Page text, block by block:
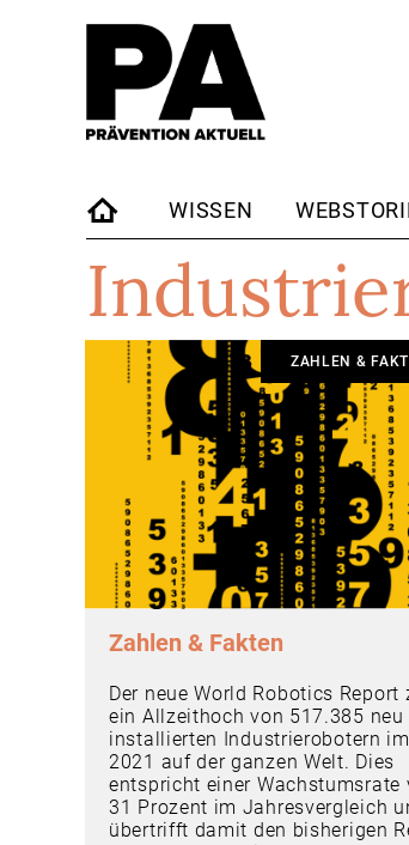
STARTSEITE
WISSEN
ZAHLEN &
Zahlen & Fakten
Der neue World Robotics Report
ein Allzeithoch von 517.385 neu
installierten Industrierobotern
2021 auf der ganzen Welt. Dies
entspricht einer Wachstumsrate
31 Prozent im Jahresvergleich
übertrifft damit den bisherigen